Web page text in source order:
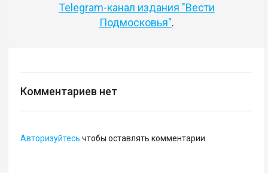
Telegram-канал издания "Вести
Подмосковья".
Комментариев нет
Авторизуйтесь чтобы оставлять комментарии